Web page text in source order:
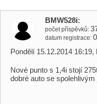
BMW528i
počet příspěvků
datum registrace
Pondělí 15.12.2014 16:19,
Nové punto s 1,4i stojí
dobré auto se